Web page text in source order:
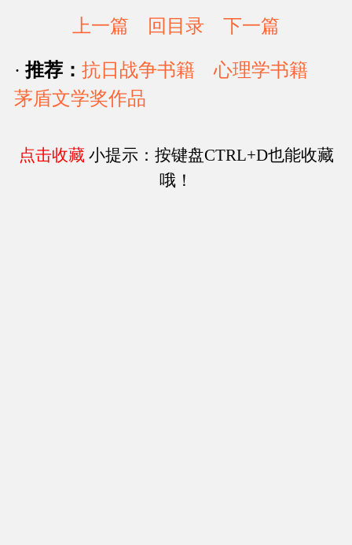
上一篇 回目录 下一篇
· 推荐： 抗日战争书籍
心理学书籍
茅盾文学奖作品
点击收藏 小提示：按键盘CTRL+D也能收藏
哦！